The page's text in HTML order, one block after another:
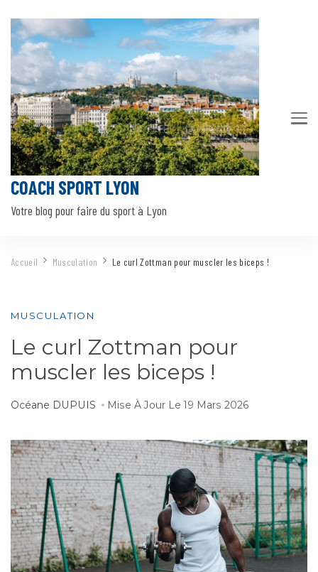
COACH SPORT LYON
Votre blog pour faire du sport à Lyon
Accueil Musculation Le curl Zottman pour muscler les biceps !
MUSCULATION
Le curl Zottman pour
muscler les biceps !
Océane DUPUIS Mise À Jour Le19 Mars 2026